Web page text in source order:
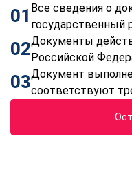
01 Все сведения о
02Документы
Российской
03Документ
соответствуют